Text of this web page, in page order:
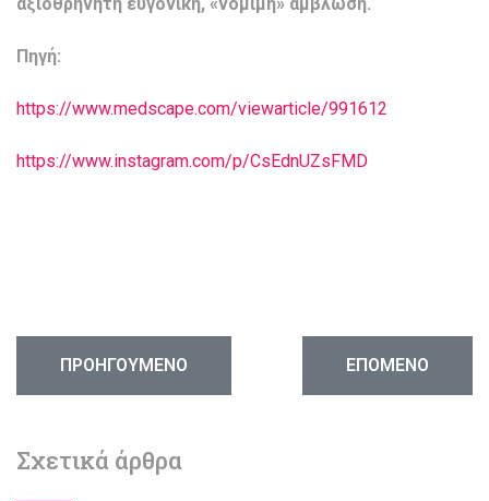
Πηγή:
https://www.medscape.com/viewarticle/991612
https://www.instagram.com/p/CsEdnUZsFMD
ΠΡΟΗΓΟΎΜΕΝΟ ΆΡΘΡΟ: ΛΈΓΟΝΤΑΙ «ΣΥΝΘΕΤΙΚΆ
ΠΡΟΗΓΟΎΜΕΝΟ ΕΠΌΜΕΝΟ ΆΡΘΡΟ:
ΕΠΌΜΕΝΟ
Σχετικά άρθρα